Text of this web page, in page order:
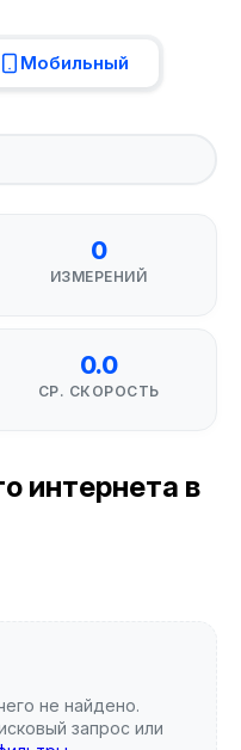
Мобильный
0
ИЗМЕРЕНИЙ
0.0
СР. СКОРОСТЬ
интернета в
не найдено.
запрос или